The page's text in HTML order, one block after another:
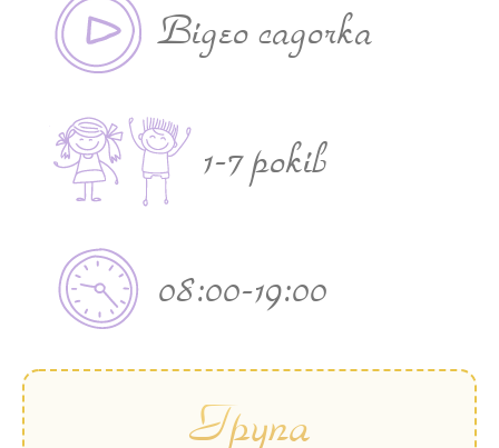
Відео садочка
1-7 років
08:00-19:00
Група